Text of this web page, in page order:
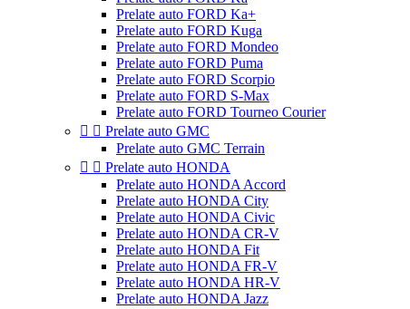
Prelate auto FORD Ka+
Prelate auto FORD Kuga
Prelate auto FORD Mondeo
Prelate auto FORD Puma
Prelate auto FORD Scorpio
Prelate auto FORD S-Max
Prelate auto FORD Tourneo Courier
  Prelate auto GMC
Prelate auto GMC Terrain
  Prelate auto HONDA
Prelate auto HONDA Accord
Prelate auto HONDA City
Prelate auto HONDA Civic
Prelate auto HONDA CR-V
Prelate auto HONDA Fit
Prelate auto HONDA FR-V
Prelate auto HONDA HR-V
Prelate auto HONDA Jazz